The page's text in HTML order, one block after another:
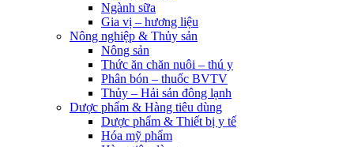
Ngành sữa
Gia vị – hương liệu
Nông nghiệp & Thủy sản
Nông sản
Thức ăn chăn nuôi – thú y
Phân bón – thuốc BVTV
Thủy – Hải sản đông lạnh
Dược phẩm & Hàng tiêu dùng
Dược phẩm & Thiết bị y tế
Hóa mỹ phẩm